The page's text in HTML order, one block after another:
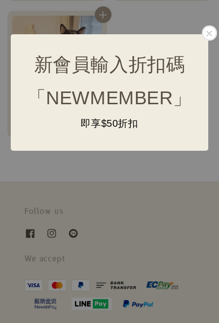
新會員輸入折扣碼
「NEWMEMBER」
即享$50折扣
NT$ 950
Follow us
We accept